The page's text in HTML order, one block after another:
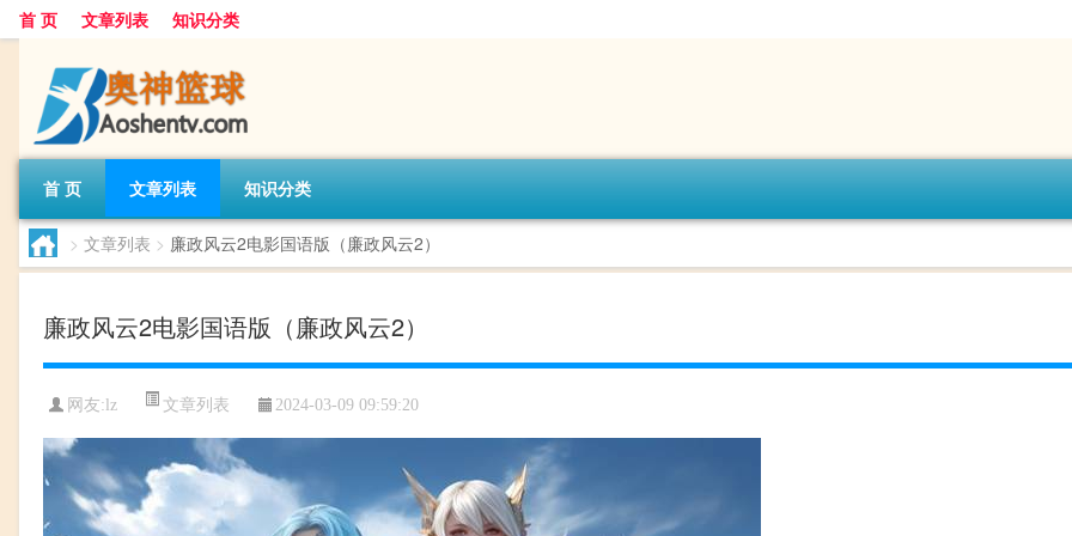
首 页 文章列表 知识分类
首 页 文章列表 知识分类
> 文章列表 > 廉政风云2电影国语版（廉政风云2）
廉政风云2电影国语版（廉政风云2）
网友:lz 文章列表 2024-03-09 09:59:20